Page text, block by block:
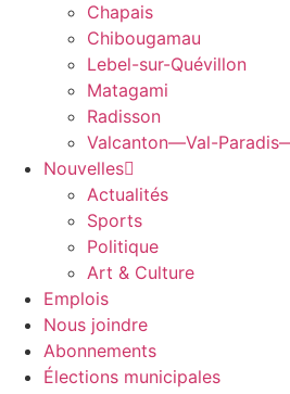
Chapais
Chibougamau
Lebel-sur-Quévillon
Matagami
Radisson
Valcanton—Val-
Nouvelles
Actualités
Sports
Politique
Art & Culture
Emplois
Nous joindre
Abonnements
Élections municipales